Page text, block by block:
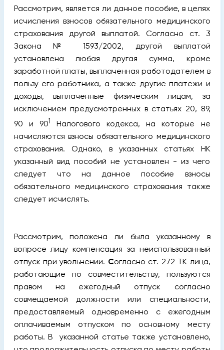
Рассмотрим, является ли данное пособие, в целях
исчисления взносов обязательного медицинского
страхования другой выплатой. Согласно ст. 3
Закона № 1593/2002, другой выплатой
установлена любая другая сумма, кроме
заработной платы, выплаченная работодателем в
пользу его работника, а также другие платежи и
доходы, выплаченные физическим лицам, за
исключением предусмотренных в статьях 20, 89,
90 и 901
Налогового кодекса, на которые не
начисляются взносы обязательного медицинского
страхования. Однако, в указанных статьях НК
указанный вид пособий не установлен - из чего
следует что на данное пособие взносы
обязательного медицинского страхования также
следует исчислять.
Рассмотрим, положена ли была указанному в
вопросе лицу компенсация за неиспользованный
отпуск при увольнении. Согласно ст. 272 TK лица,
работающие по совместительству, пользуются
правом на ежегодный отпуск согласно
совмещаемой должности или специальности,
предоставляемый одновременно с ежегодным
оплачиваемым отпуском по основному месту
работы. В указанной статье также установлено,